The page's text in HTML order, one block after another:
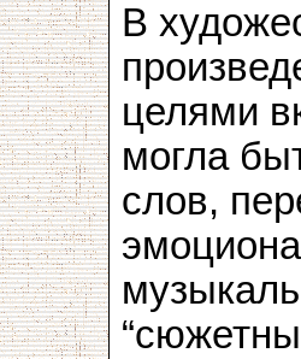
В
целями
могла
слов,